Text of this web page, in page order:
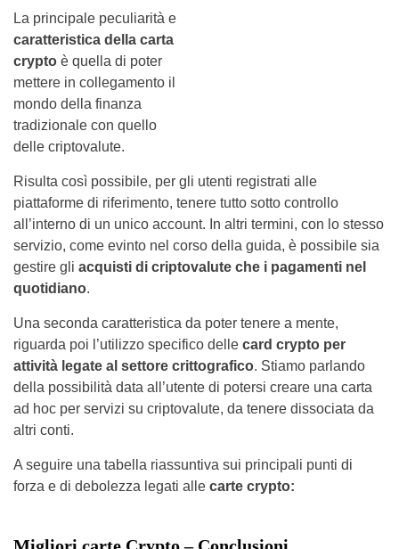
La principale peculiarità e
caratteristica della carta
crypto è quella di poter
mettere in collegamento il
mondo della finanza
tradizionale con quello
delle criptovalute.
Risulta così possibile, per gli utenti registrati alle
piattaforme di riferimento, tenere tutto sotto controllo
all’interno di un unico account. In altri termini, con lo stesso
servizio, come evinto nel corso della guida, è possibile sia
gestire gli acquisti di criptovalute che i pagamenti nel
quotidiano.
Una seconda caratteristica da poter tenere a mente,
riguarda poi l’utilizzo specifico delle card crypto per
attività legate al settore crittografico. Stiamo parlando
della possibilità data all’utente di potersi creare una carta
ad hoc per servizi su criptovalute, da tenere dissociata da
altri conti.
A seguire una tabella riassuntiva sui principali punti di
forza e di debolezza legati alle carte crypto: